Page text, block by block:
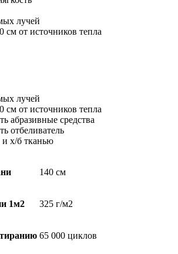
лучей
см от источников тепла
лучей
см от источников тепла
абразивные средства
отбеливатель
х/б тканью
140 см
1м2 325 г/м2
65 000 циклов